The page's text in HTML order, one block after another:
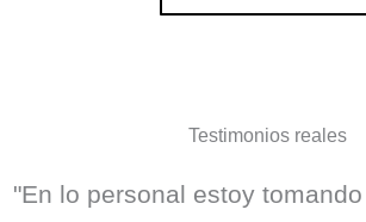
Testimonios reales
"En lo personal estoy